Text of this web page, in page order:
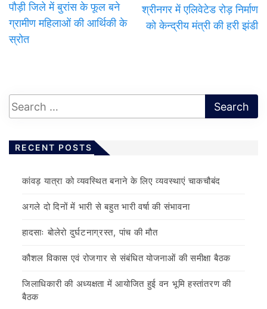
पौड़ी जिले में बुरांस के फूल बने
ग्रामीण महिलाओं की आर्थिकी के
स्रोत
श्रीनगर में एलिवेटेड रोड़ निर्माण
को केन्द्रीय मंत्री की हरी झंडी
RECENT POSTS
कांवड़ यात्रा को व्यवस्थित बनाने के लिए व्यवस्थाएं चाकचौबंद
अगले दो दिनों में भारी से बहुत भारी वर्षा की संभावना
हादसाः बोलेरो दुर्घटनाग्रस्त, पांच की मौत
कौशल विकास एवं रोजगार से संबंधित योजनाओं की समीक्षा बैठक
जिलाधिकारी की अध्यक्षता में आयोजित हुई वन भूमि हस्तांतरण की
बैठक